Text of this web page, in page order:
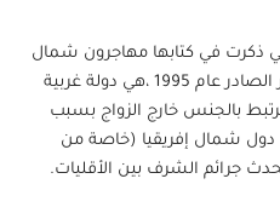
ذكرت في كتابها مهاجرون شمال
إفريقيا في فرنسا: الاندماج والتغيير الصادر عام 1995 ،هي دولة غربية
بالجنس خارج الزواج بسبب
دول شمال إفريقيا (خاصة من
جرائم الشرف بين الأقليات.